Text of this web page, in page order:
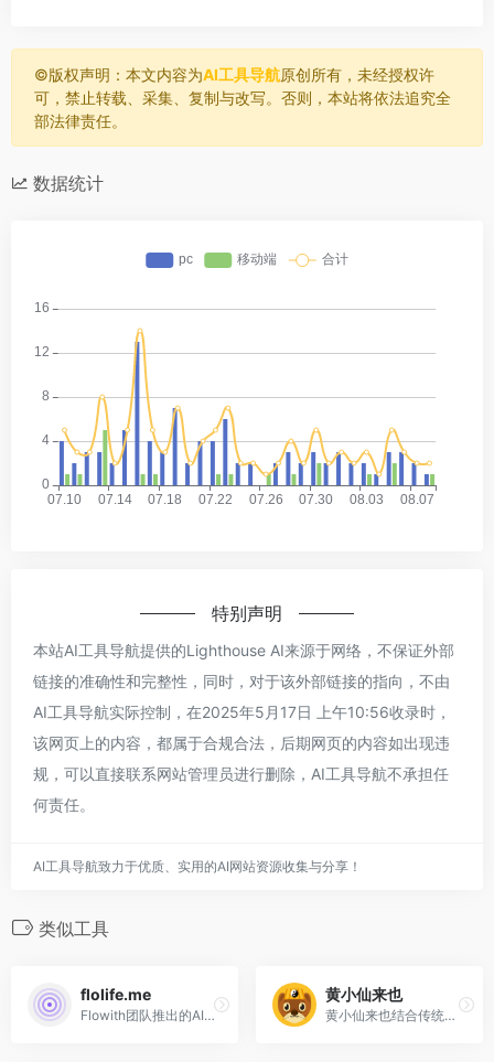
©️版权声明：本文内容为AI工具导航原创所有，未经授权许
可，禁止转载、采集、复制与改写。否则，本站将依法追究全
部法律责任。
数据统计
特别声明
本站AI工具导航提供的Lighthouse AI来源于网络，不保证外部
链接的准确性和完整性，同时，对于该外部链接的指向，不由
AI工具导航实际控制，在2025年5月17日 上午10:56收录时，
该网页上的内容，都属于合规合法，后期网页的内容如出现违
规，可以直接联系网站管理员进行删除，AI工具导航不承担任
何责任。
AI工具导航致力于优质、实用的AI网站资源收集与分享！
类似工具
flolife.me
Flowith团队推出的AI人生模拟器
黄小仙来也
黄小仙来也结合传统命理学与现代AI技术，为您提供精准的八字排盘、性格分析、运势预测和姻缘匹配服务